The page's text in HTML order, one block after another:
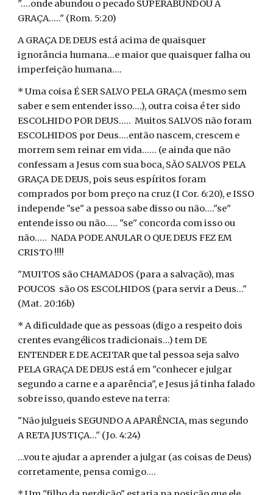
"....onde abundou o pecado SUPERABUNDOU A
GRAÇA....." (Rom. 5:20)
A GRAÇA DE DEUS está acima de quaisquer
ignorância humana...e maior que quaisquer falha ou
imperfeição humana....
* Uma coisa É SER SALVO PELA GRAÇA (mesmo sem
saber e sem entender isso....), outra coisa é ter sido
ESCOLHIDO POR DEUS..... Muitos SALVOS não foram
ESCOLHIDOS por Deus....então nascem, crescem e
morrem sem reinar em vida...... (e ainda que não
confessam a Jesus com sua boca, SÃO SALVOS PELA
GRAÇA DE DEUS, pois seus espíritos foram
comprados por bom preço na cruz (I Cor. 6:20), e ISSO
independe "se" a pessoa sabe disso ou não...."se"
entende isso ou não..... "se" concorda com isso ou
não..... NADA PODE ANULAR O QUE DEUS FEZ EM
CRISTO !!!!
"MUITOS são CHAMADOS (para a salvação), mas
POUCOS são OS ESCOLHIDOS (para servir a Deus..."
(Mat. 20:16b)
* A dificuldade que as pessoas (digo a respeito dois
crentes evangélicos tradicionais...) tem DE
ENTENDER E DE ACEITAR que tal pessoa seja salvo
PELA GRAÇA DE DEUS está em "conhecer e julgar
segundo a carne e a aparência", e Jesus já tinha falado
sobre isso, quando esteve na terra:
"Não julgueis SEGUNDO A APARÊNCIA, mas segundo
A RETA JUSTIÇA..." (Jo. 4:24)
...vou te ajudar a aprender a julgar (as coisas de Deus)
corretamente, pensa comigo....